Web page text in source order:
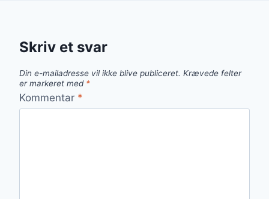
Skriv et svar
Din e-mailadresse vil ikke blive publiceret. Krævede felter
er markeret med *
Kommentar *